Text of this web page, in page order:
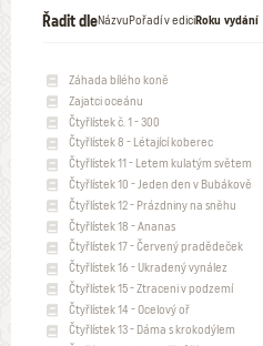
Řadit dleNázvuPořadí v ediciRoku vydání
Záhada bílého koně
Zajatci oceánu
Čtyřlístek č. 1 - 300
Čtyřlístek 8 - Létající koberec
Čtyřlístek 11 - Letem kulatým světem
Čtyřlístek 10 - Jeden den v Bubákově
Čtyřlístek 12 - Prázdniny na sněhu
Čtyřlístek 18 - Ananas
Čtyřlístek 17 - Červený pradědeček
Čtyřlístek 16 - Ukradený vynález
Čtyřlístek 15 - Ztraceni v podzemí
Čtyřlístek 14 - Ocelový oř
Čtyřlístek 13 - Dáma s krokodýlem